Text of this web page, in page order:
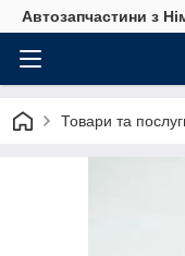
Автозапчастини з
Товари та